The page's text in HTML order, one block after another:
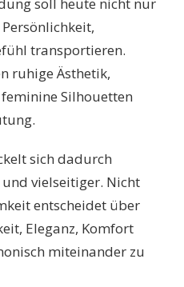
transportieren.
ruhige Ästhetik,
Silhouetten
sich dadurch
vielseitiger. Nicht
entscheidet über
Eleganz, Komfort
miteinander zu